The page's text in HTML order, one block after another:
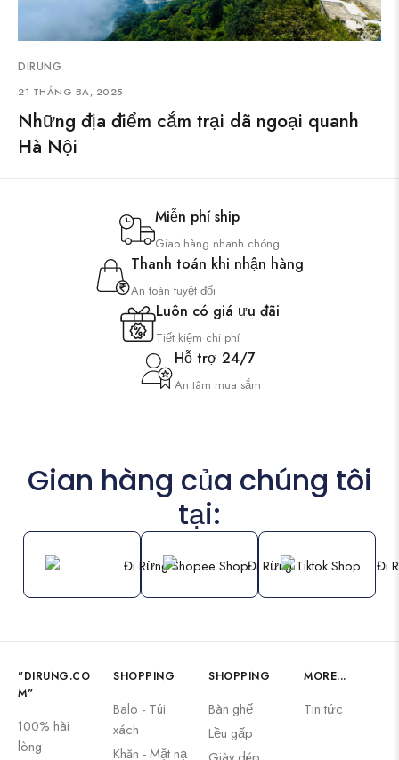
DIRUNG
21 THÁNG BA, 2025
Những địa điểm cắm trại dã ngoại quanh
Hà Nội
Miễn phí ship
Giao hàng nhanh chóng
Thanh toán khi nhận hàng
An toàn tuyệt đối
Luôn có giá ưu đãi
Tiết kiệm chi phí
Hỗ trợ 24/7
An tâm mua sắm
Gian hàng của chúng tôi
tại:
"DIRUNG.CO
M"
100% hài
lòng
SHOPPING
Balo - Túi
xách
Khăn - Mặt nạ
SHOPPING
Bàn ghế
Lều gấp
MORE...
Tin tức